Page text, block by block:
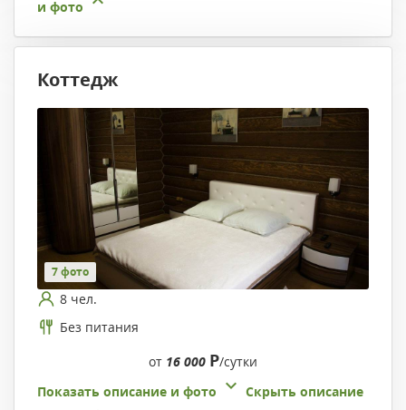
и фото
Коттедж
7 фото
8 чел.
Без питания
от 16 000 Р/сутки
Показать описание и фото
Скрыть описание